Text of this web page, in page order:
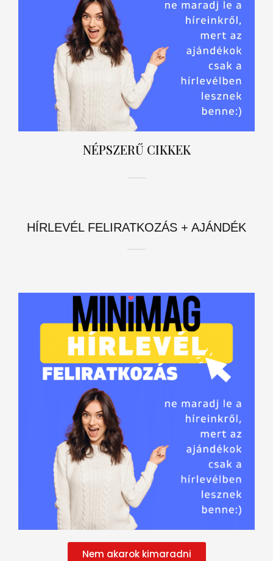
NÉPSZERŰ CIKKEK
HÍRLEVÉL FELIRATKOZÁS + AJÁNDÉK
Nem akarok kimaradni